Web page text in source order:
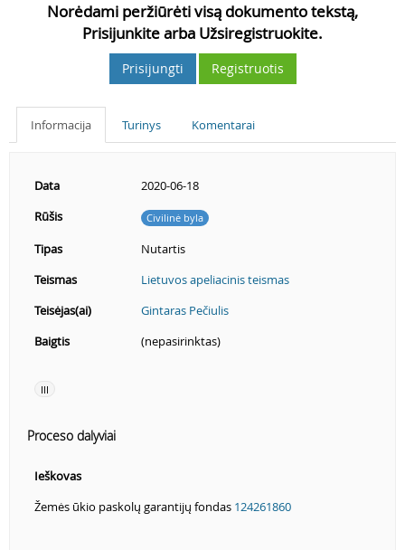
Norėdami peržiūrėti visą dokumento tekstą,
Prisijunkite arba Užsiregistruokite.
Prisijungti Registruotis
Informacija Turinys Komentarai
Data
2020-06-18
Rūšis
Civilinė byla
Tipas
Nutartis
Teismas
Lietuvos apeliacinis teismas
Teisėjas(ai)
Gintaras Pečiulis
Baigtis
(nepasirinktas)
III
Proceso dalyviai
Ieškovas
Žemės ūkio paskolų garantijų fondas 124261860